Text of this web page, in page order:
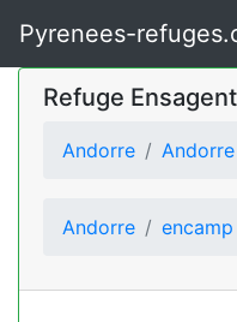
Pyrenees-
Refuge
Andorre Andorre
Andorre encamp